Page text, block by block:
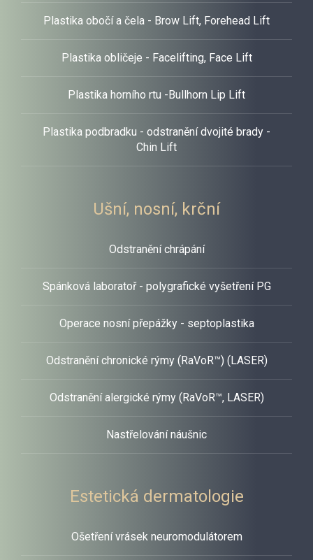
Estetická a korektivní dermatologie, kožní lékařství
LASEROVÉ
CENTRUM
Ošetření lasery a anti aging medicína
Plastika obočí a čela - Brow Lift, Forehead Lift
Plastika obličeje - Facelifting, Face Lift
Plastika horního rtu -Bullhorn Lip Lift
Plastika podbradku - odstranění dvojité brady -
Chin Lift
Ušní, nosní, krční
Odstranění chrápání
Spánková laboratoř - polygrafické vyšetření PG
Operace nosní přepážky - septoplastika
Odstranění chronické rýmy (RaVoR™) (LASER)
Odstranění alergické rýmy (RaVoR™, LASER)
Nastřelování náušnic
Estetická dermatologie
Ošetření vrásek neuromodulátorem